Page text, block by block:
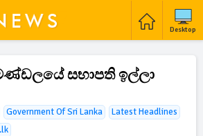
Desktop
සභාපති ඉල්ලා
Government Of Sri Lanka
Latest Headlines